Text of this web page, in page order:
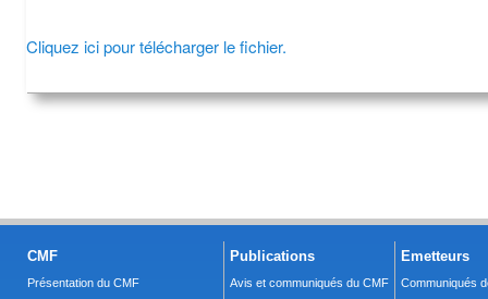
Cliquez ici pour télécharger le fichier.
CMF
Présentation du CMF
Publications
Avis et communiqués du CMF
Emetteurs
Communiqués